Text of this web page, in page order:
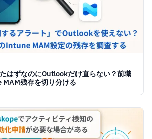
はずなのにOutlookだけ直らない？前職
残存を切り分ける